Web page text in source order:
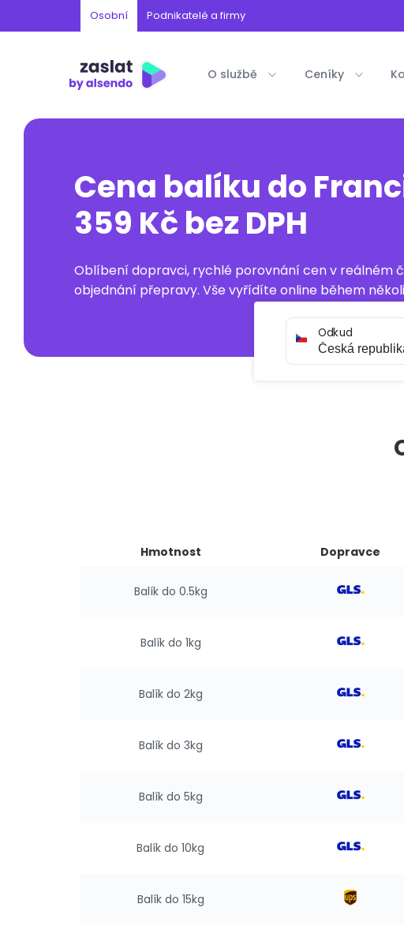
Osobní Podnikatelé a firmy
O službě Ceníky
Cena balíku do
359 Kč bez DPH
Oblíbení dopravci, rychlé porovnání cen v reálném
objednání přepravy. Vše vyřídíte online během
Odkud
Hmotnost Dopravce
Balík do 0.5kg
Balík do 1kg
Balík do 2kg
Balík do 3kg
Balík do 5kg
Balík do 10kg
Balík do 15kg